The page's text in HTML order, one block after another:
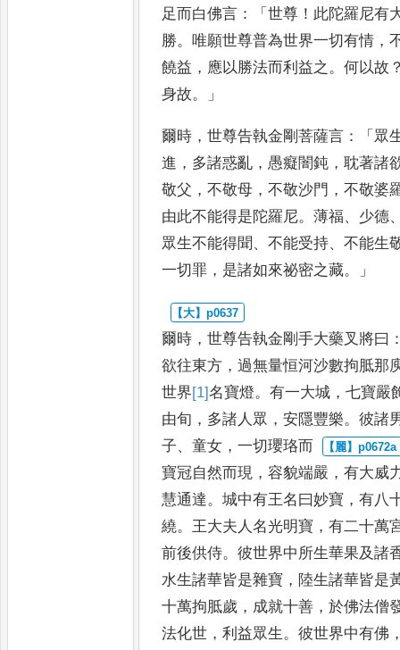
足而白佛言 ：「世尊 ！ 此陀羅尼有
勝。 唯願世尊普為世界一切有情 ，
饒益 ， 應以勝法而利益之 。何以故
身故。」
爾時 ，世尊告執金剛菩薩言 ：「 眾
進 ， 多諸惑亂 ， 愚癡闇鈍 ，耽著諸
敬父 ，不敬母 ，不敬沙門 ，不敬婆
由此不能得是陀羅尼。薄福、 少德
眾生不能得聞 、不能受持、不能生
一切罪 ， 是諸如來祕密之藏。」
爾時 ，世尊告執金剛手大藥叉將曰
欲往東方 ，過無量恒河沙數拘胝那
世界[1]名寶燈。有一大城 ，七寶嚴
由旬 ， 多諸人眾 ，安隱豐樂。彼諸
子、童女 ，一切瓔珞而
寶冠自然而現 ，容貌端嚴 ，有大威
慧通達。城中有王名曰妙寶 ，有八
繞。 王大夫人名光明寶 ，有二十萬
前後供侍。彼世界中所生華果及諸
水生諸華皆是雜寶 ， 陸生諸華皆是
十萬拘胝歲 ， 成就十善 ，於佛法僧
法化世 ，利益眾生 。彼世界中有佛